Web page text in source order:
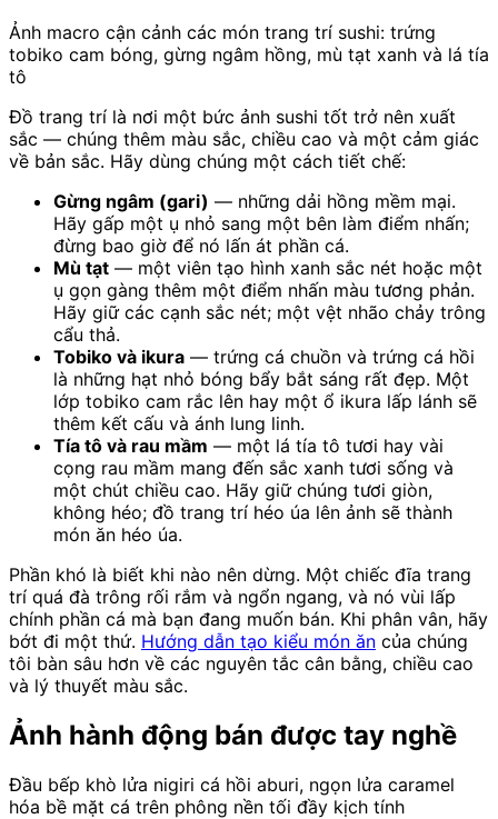
Ảnh macro cận cảnh các món trang trí sushi: trứng
tobiko cam bóng, gừng ngâm hồng, mù tạt xanh và lá tía
tô
Đồ trang trí là nơi một bức ảnh sushi tốt trở nên xuất
sắc — chúng thêm màu sắc, chiều cao và một cảm giác
về bản sắc. Hãy dùng chúng một cách tiết chế:
Gừng ngâm (gari) — những dải hồng mềm mại.
Hãy gấp một ụ nhỏ sang một bên làm điểm nhấn;
đừng bao giờ để nó lấn át phần cá.
Mù tạt — một viên tạo hình xanh sắc nét hoặc một
ụ gọn gàng thêm một điểm nhấn màu tương phản.
Hãy giữ các cạnh sắc nét; một vệt nhão chảy trông
cẩu thả.
Tobiko và ikura — trứng cá chuồn và trứng cá hồi
là những hạt nhỏ bóng bẩy bắt sáng rất đẹp. Một
lớp tobiko cam rắc lên hay một ổ ikura lấp lánh sẽ
thêm kết cấu và ánh lung linh.
Tía tô và rau mầm — một lá tía tô tươi hay vài
cọng rau mầm mang đến sắc xanh tươi sống và
một chút chiều cao. Hãy giữ chúng tươi giòn,
không héo; đồ trang trí héo úa lên ảnh sẽ thành
món ăn héo úa.
Phần khó là biết khi nào nên dừng. Một chiếc đĩa trang
trí quá đà trông rối rắm và ngổn ngang, và nó vùi lấp
chính phần cá mà bạn đang muốn bán. Khi phân vân, hãy
bớt đi một thứ. Hướng dẫn tạo kiểu món ăn của chúng
tôi bàn sâu hơn về các nguyên tắc cân bằng, chiều cao
và lý thuyết màu sắc.
Ảnh hành động bán được tay nghề
Đầu bếp khò lửa nigiri cá hồi aburi, ngọn lửa caramel
hóa bề mặt cá trên phông nền tối đầy kịch tính